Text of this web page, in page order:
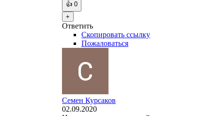
👍 0
+
Ответить
Скопировать ссылку
Пожаловаться
Семен Курсаков
02.09.2020